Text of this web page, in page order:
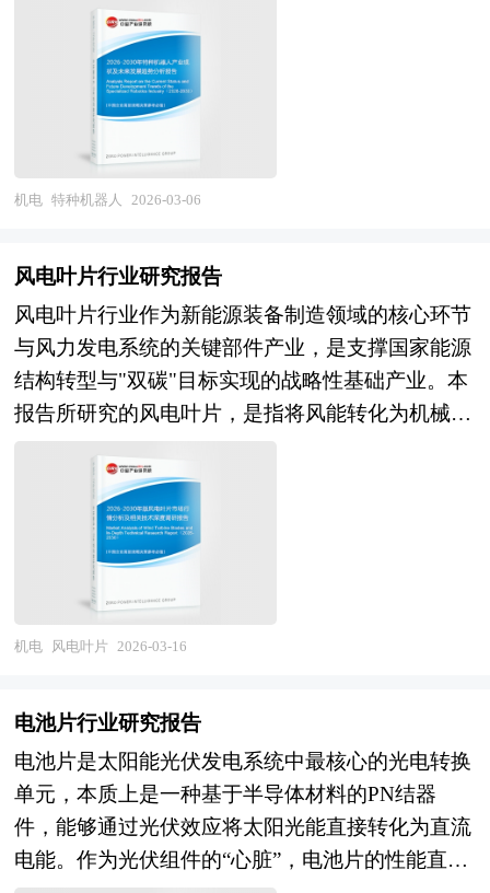
业从事资本运作的经济实体等单位准确了解目前中
国特种电缆行业发展动态，把握企业定位和发展方
向有重要参考价值。
造"工程的双重驱动下，进入高端突破与生态繁荣
的新阶段。从市场前景看，流程工业智能化改造与
数字孪生工厂建设持续释放高端仪器需求，新能
源、半导体、生物医药等战略性新兴产业扩张拉动
专用仪器需求，碳达峰碳中和目标下的能源计量与
环保监测市场扩容，存量仪器智能化升级与替代进
具备核心传感器技术、高精度测量算法、行业应用
经验及全生命周期服务能力的头部企业将确立主导
地位，行业集中度加速提升，专业化企业在细分领
域形成技术壁垒，跨界融合（传感器、工业软件、
自动化、AI）催生新型智能仪器企业，而技术落
后、质量失控、服务能力弱的企业将面临淘汰或整
合。总体而言，智能仪器仪表行业正经历从"模仿
跟随"向"自主创新"、从"中低端主导"向"高端突
破"、从"单一测量"向"智能感知决策"的历史性转
变，2026-2030年将是核心技术自主可控、高端应
用批量导入、产业生态完善、国际竞争力提升的关
键窗口期，深刻理解智能制造演进规律与工业数字
仪器仪表发展机遇具有重大战略意义。 本研究咨
询报告由中研普华咨询公司领衔撰写，在大量周密
的市场调研基础上，主要依据了国家统计局、国家
商务部、国家发改委、国家经济信息中心、国务院
发展研究中心、国家海关总署、全国商业信息中
承诺，增加员工的归属感； 4、提高公司（发行
人）在市场上地位及知名度，赢取顾客信供应商的
信赖； 5、增加公司的透明度，有助于银行以较有
利条款批出信贷额度； 6、创业板上市发行人的披
露要求较为严格，使公司的效率得以提高，藉以改
善公司的监控、资讯管理及营运系统，公司运作更
加规范。 7、通过创业板上市融资筹集资本，使企
我国企业创业板上市可以考虑在深圳企业板、美国
纳斯达克等多个证券交易市场，每个市场的创业板
上市条件与实施过程均有所不同。 在这里我们就
国内充电宝行业企业在国内创业板上市常见问题和
具体操作给出建议，除此之外针对企业存在的特定
的企业具有极好的参考价值和指导意义。
究网、全国及海外相关报刊杂志的基础信息以及特
种机器人行业研究单位等公布和提供的大量资料。
报告对我国特种机器人行业的供需状况、发展现
状、子行业发展变化等进行了分析，重点分析了国
内外特种机器人行业的发展现状、如何面对行业的
发展挑战、行业的发展建议、行业竞争力，以及行
机器人行业的整体发展动态，对行业在产品方面提
人产品生产企业、经销商、行业管理部门以及拟进
入该行业的投资者具有重要的参考价值，对于研究
我国特种机器人行业发展规律、提高企业的运营效
率、促进企业的发展壮大有学术和实践的双重意
机电 特种机器人 2026-03-06
风电叶片行业研究报告
风电叶片行业作为新能源装备制造领域的核心环节
与风力发电系统的关键部件产业，是支撑国家能源
结构转型与"双碳"目标实现的战略性基础产业。本
报告所研究的风电叶片，是指将风能转化为机械能
纤维增强树脂基叶片、碳纤维增强叶片及新型热塑
性复合材料叶片等技术路线，并延伸至叶片设计、
模具制造、材料供应、生产成型、检测认证及运维
回收等完整产业链条。该行业横跨空气动力学、复
合材料工程、结构力学、模具制造及智能制造等多
个高技术领域，具有技术迭代快、大型化趋势显
期碳足迹管理要求严格等典型特征。随着全球可再
推进，风电叶片已从单纯的能量捕获部件向智能
化、轻量化、可回收的系统性解决方案演进，其产
业价值正从制造销售向设计服务、运维增值及循环
经济深度延伸。 当前中国风电叶片产业正处于
机电 风电叶片 2026-03-16
电池片行业研究报告
电池片是太阳能光伏发电系统中最核心的光电转换
单元，本质上是一种基于半导体材料的PN结器
件，能够通过光伏效应将太阳光能直接转化为直流
电能。作为光伏组件的“心脏”，电池片的性能直接